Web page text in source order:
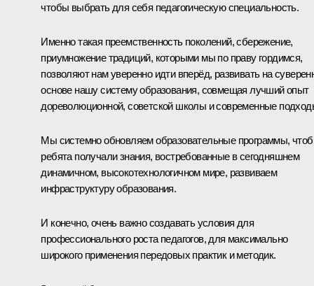
чтобы выбрать для себя педагогическую специальность.
Именно такая преемственность поколений, сбережение,
приумножение традиций, которыми мы по праву гордимся,
позволяют нам уверенно идти вперёд, развивать на
основе нашу систему образования, совмещая лучший опыт
дореволюционной, советской школы и современные
Мы системно обновляем образовательные программы,
ребята получали знания, востребованные в сегодняшнем
динамичном, высокотехнологичном мире, развиваем
инфраструктуру образования.
И конечно, очень важно создавать условия для
профессионального роста педагогов, для максимально
широкого применения передовых практик и методик.